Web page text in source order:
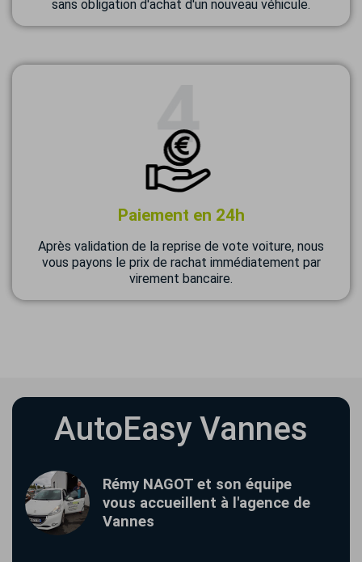
sans obligation d'achat d'un nouveau véhicule.
Paiement en 24h
Après validation de la reprise de vote voiture, nous
vous payons le prix de rachat immédiatement par
virement bancaire.
AutoEasy Vannes
Rémy NAGOT et son équipe
vous accueillent à l'agence de
Vannes